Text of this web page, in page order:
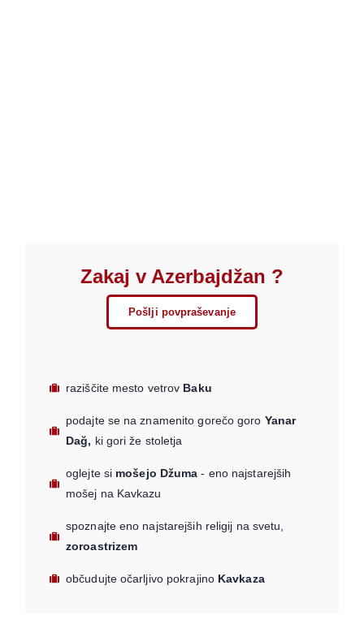
Zakaj v Azerbajdžan ?
Pošlji povpraševanje
raziščite mesto vetrov Baku
podajte se na znamenito gorečo goro Yanar
Dağ, ki gori že stoletja
oglejte si mošejo Džuma - eno najstarejših
mošej na Kavkazu
spoznajte eno najstarejših religij na svetu,
zoroastrizem
občudujte očarljivo pokrajino Kavkaza